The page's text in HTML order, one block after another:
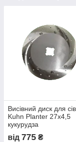
Висівний диск для
Kuhn Planter 27х4,5
кукурудза
від 775 ₴